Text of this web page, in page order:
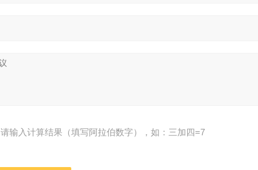
请输入计算结果（填写阿拉伯数字），如：三加四=7